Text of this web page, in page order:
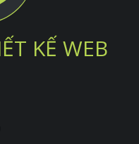
KẾ WEB